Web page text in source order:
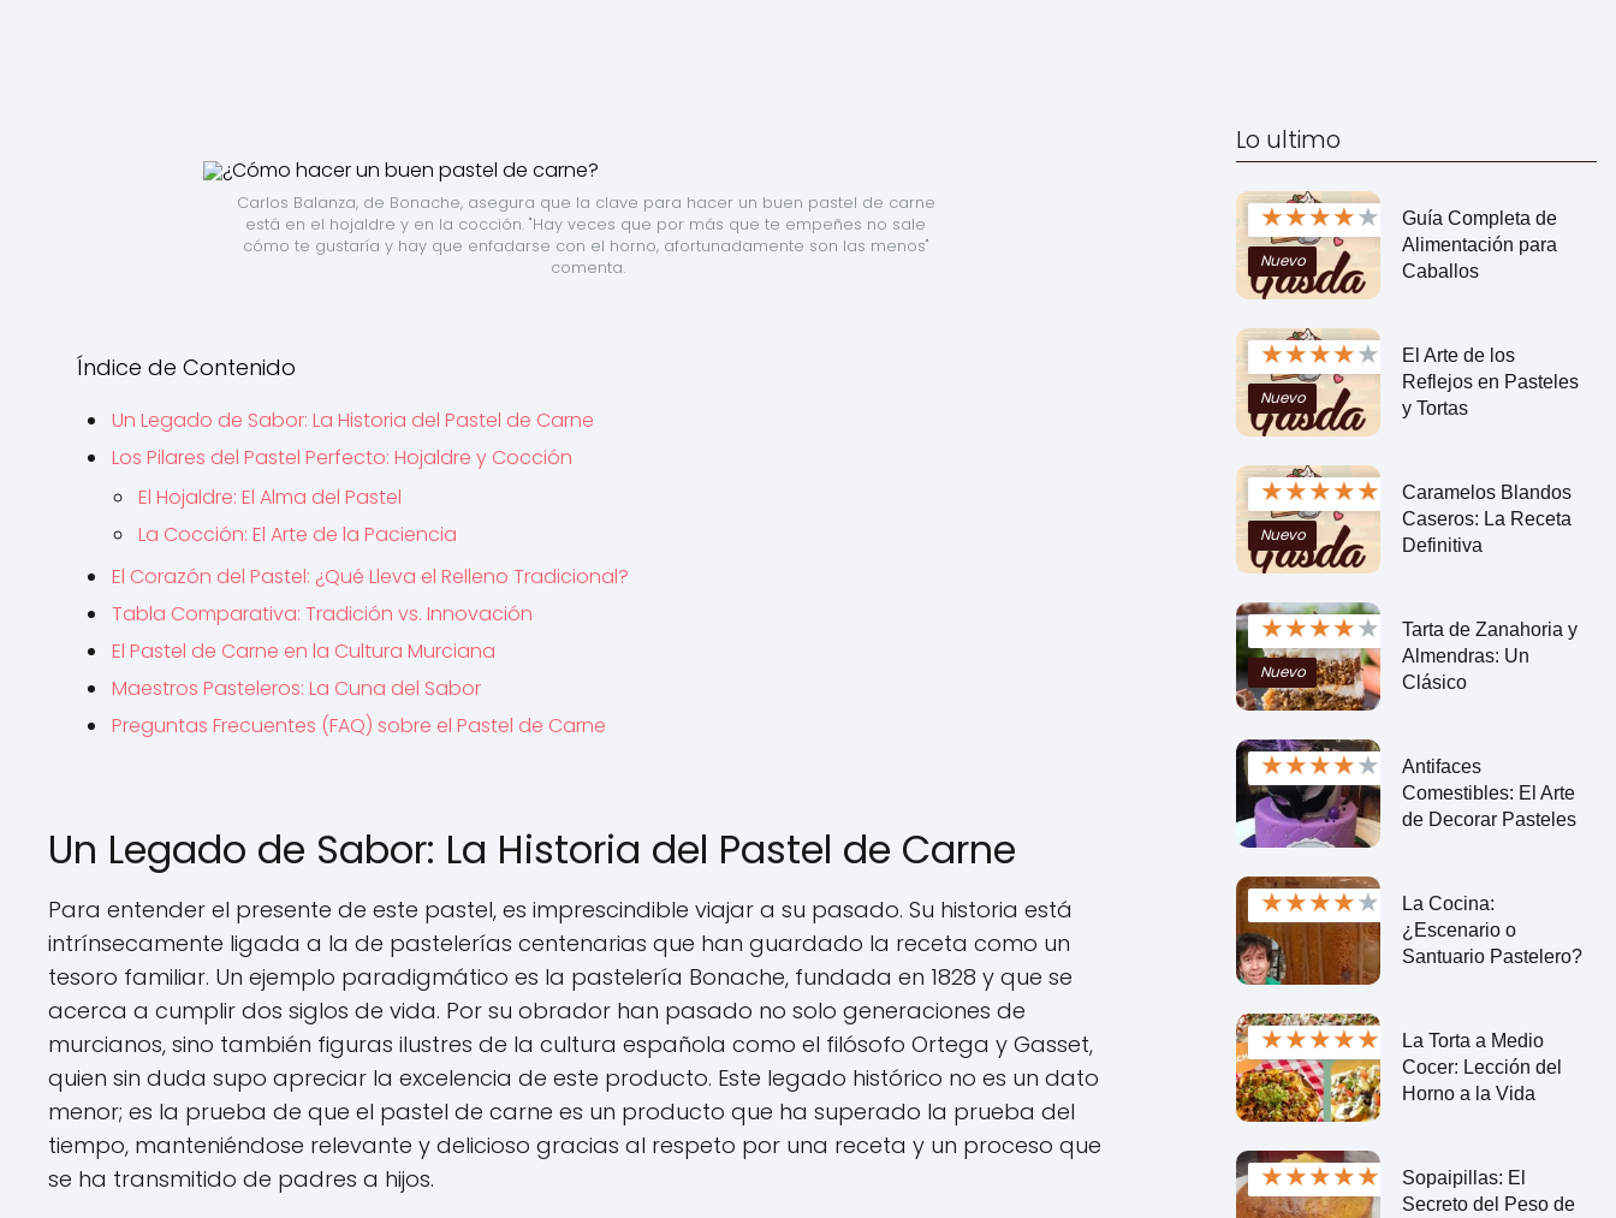
Carlos Balanza, de Bonache, asegura que la clave para hacer un buen pastel de carne
está en el hojaldre y en la cocción. "Hay veces que por más que te empeñes no sale
cómo te gustaría y hay que enfadarse con el horno, afortunadamente son las menos"
comenta.
Índice de Contenido
Un Legado de Sabor: La Historia del Pastel de Carne
Los Pilares del Pastel Perfecto: Hojaldre y Cocción
El Hojaldre: El Alma del Pastel
La Cocción: El Arte de la Paciencia
El Corazón del Pastel: ¿Qué Lleva el Relleno Tradicional?
Tabla Comparativa: Tradición vs. Innovación
El Pastel de Carne en la Cultura Murciana
Maestros Pasteleros: La Cuna del Sabor
Preguntas Frecuentes (FAQ) sobre el Pastel de Carne
Un Legado de Sabor: La Historia del Pastel de Carne
Para entender el presente de este pastel, es imprescindible viajar a su pasado. Su historia está
intrínsecamente ligada a la de pastelerías centenarias que han guardado la receta como un
tesoro familiar. Un ejemplo paradigmático es la pastelería Bonache, fundada en 1828 y que se
acerca a cumplir dos siglos de vida. Por su obrador han pasado no solo generaciones de
murcianos, sino también figuras ilustres de la cultura española como el filósofo Ortega y Gasset,
quien sin duda supo apreciar la excelencia de este producto. Este legado histórico no es un dato
menor; es la prueba de que el pastel de carne es un producto que ha superado la prueba del
tiempo, manteniéndose relevante y delicioso gracias al respeto por una receta y un proceso que
se ha transmitido de padres a hijos.
Lo ultimo
★★★★★
Nuevo
Guía Completa de
Alimentación para
Caballos
★★★★★
Nuevo
El Arte de los
Reflejos en Pasteles
y Tortas
★★★★★
Nuevo
Caramelos Blandos
Caseros: La Receta
Definitiva
★★★★★
Nuevo
Tarta de Zanahoria y
Almendras: Un
Clásico
★★★★★
Antifaces
Comestibles: El Arte
de Decorar Pasteles
★★★★★
La Cocina:
¿Escenario o
Santuario Pastelero?
★★★★★
La Torta a Medio
Cocer: Lección del
Horno a la Vida
★★★★★
Sopaipillas: El
Secreto del Peso de